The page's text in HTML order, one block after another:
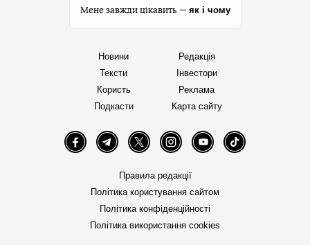
Мене завжди цікавить — як і чому
Новини
Тексти
Користь
Подкасти
Редакція
Інвестори
Реклама
Карта сайту
FacebookTelegramTwitter InstagramYouTube TikTok
Правила редакції
Політика користування сайтом
Політика конфіденційності
Політика використання cookies